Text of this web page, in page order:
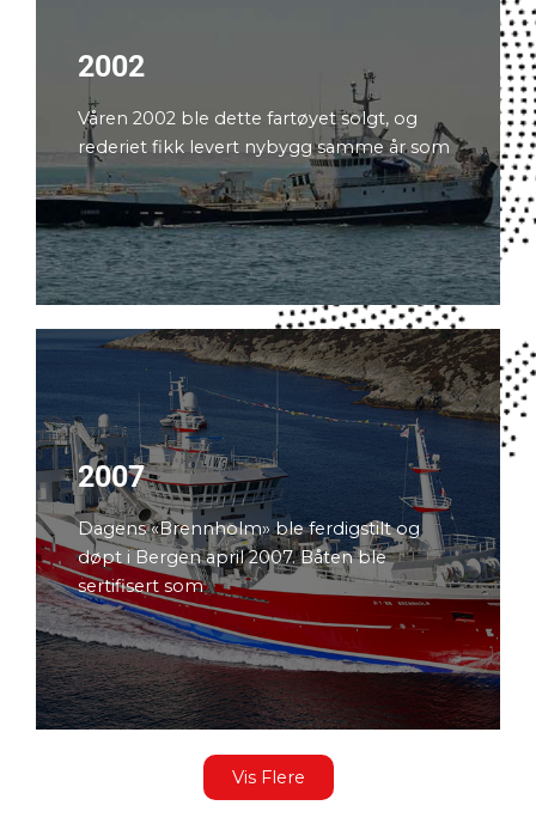
2002
Våren 2002 ble dette fartøyet solgt, og
rederiet fikk levert nybygg samme år som
2007
Dagens «Brennholm» ble ferdigstilt og
døpt i Bergen april 2007. Båten ble
sertifisert som
Vis Flere